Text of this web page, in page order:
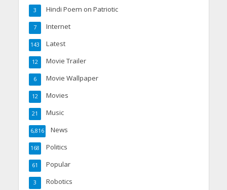
Hindi Poem on Patriotic
3
Internet
7
Latest
143
Movie Trailer
12
Movie Wallpaper
6
Movies
12
Music
21
News
6,816
Politics
168
Popular
61
Robotics
3